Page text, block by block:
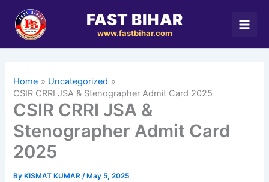
content
FAST BIHAR
www.fastbihar.com
Home
Uncategorized
CSIR CRRI JSA & Stenographer Admit Card 2025
CSIR CRRI JSA &
Stenographer Admit Card
2025
By KISMAT KUMAR/ May 5, 2025